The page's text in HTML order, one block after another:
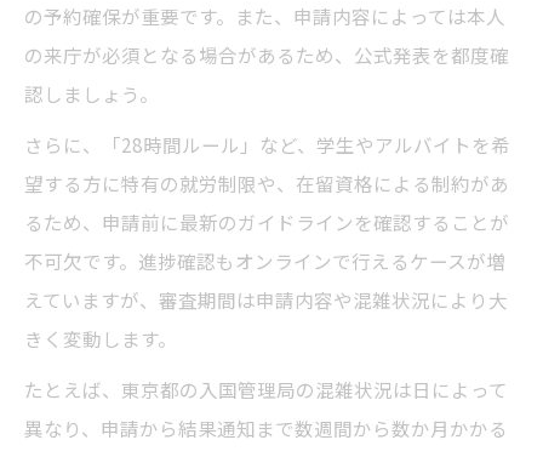
回避
東京都でのビザ申請に必要な書類管理術
申請ミスを防ぐための進捗記録とチェック
法
書類不備をなくすためのビザ申請準備方法
の予約確保が重要です。また、申請内容によっては本人
の来庁が必須となる場合があるため、公式発表を都度確
認しましょう。
さらに、「28時間ルール」など、学生やアルバイトを希
望する方に特有の就労制限や、在留資格による制約があ
るため、申請前に最新のガイドラインを確認することが
不可欠です。進捗確認もオンラインで行えるケースが増
えていますが、審査期間は申請内容や混雑状況により大
きく変動します。
たとえば、東京都の入国管理局の混雑状況は日によって
異なり、申請から結果通知まで数週間から数か月かかる